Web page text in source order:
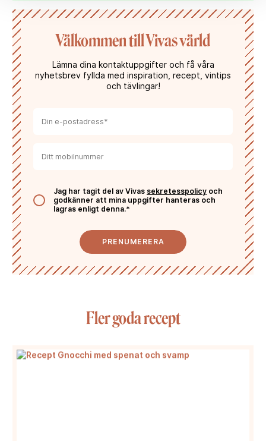
Välkommen till Vivas värld
Lämna dina kontaktuppgifter och få våra
nyhetsbrev fyllda med inspiration, recept, vintips
och tävlingar!
Jag har tagit del av Vivas sekretesspolicy och
godkänner att mina uppgifter hanteras och
lagras enligt denna.*
PRENUMERERA
Fler goda recept